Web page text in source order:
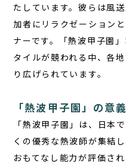
たしています。彼らは風
加者にリラクゼーション
ナーです。「熱波甲子園
タイルが競われる中、各
り広げられています。
「熱波甲子園」の意義
「熱波甲子園」は、日本
くの優秀な熱波師が集結
おもてなし能力が評価さ